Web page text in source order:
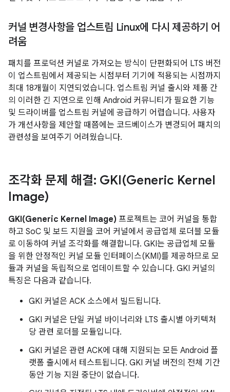
커널 변경사항을 업스트림 Linux에 다시 제공하기 어
려움
패치를 프로덕션 커널로 가져오는 방식이 단편화되어 LTS 버전
이 업스트림에서 제공되는 시점부터 기기에 적용되는 시점까지
최대 18개월이 지연되었습니다. 업스트림 커널 출시와 제품 간
의 이러한 긴 지연으로 인해 Android 커뮤니티가 필요한 기능
및 드라이버를 업스트림 커널에 공급하기 어렵습니다. 사용자
가 개선사항을 제안할 때쯤에는 코드베이스가 변경되어 패치의
관련성을 보여주기 어려웠습니다.
조각화 문제 해결: GKI(Generic Kernel
Image)
GKI(Generic Kernel Image) 프로젝트는 코어 커널을 통합
하고 SoC 및 보드 지원을 코어 커널에서 공급업체 로더블 모듈
로 이동하여 커널 조각화를 해결합니다. GKI는 공급업체 모듈
을 위한 안정적인 커널 모듈 인터페이스(KMI)를 제공하므로 모
듈과 커널을 독립적으로 업데이트할 수 있습니다. GKI 커널의
특징은 다음과 같습니다.
GKI 커널은 ACK 소스에서 빌드됩니다.
GKI 커널은 단일 커널 바이너리와 LTS 출시별 아키텍처
당 관련 로더블 모듈입니다.
GKI 커널은 관련 ACK에 대해 지원되는 모든 Android 플
랫폼 출시에서 테스트됩니다. GKI 커널 버전의 전체 기간
동안 기능 지원 중단이 없습니다.